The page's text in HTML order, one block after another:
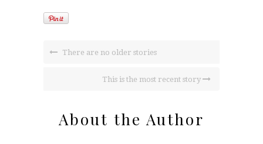
There are no older stories
This is the most recent story
About the Author